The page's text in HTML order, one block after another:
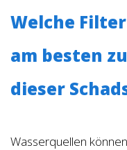
Welche
am besten
dieser
Wasserquellen